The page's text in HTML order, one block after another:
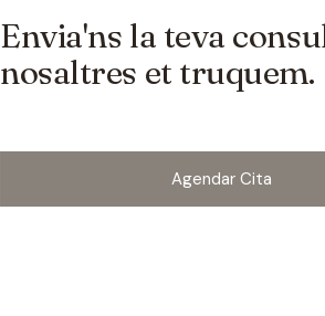
Envia'ns la teva
nosaltres et truquem.
Agendar Cita